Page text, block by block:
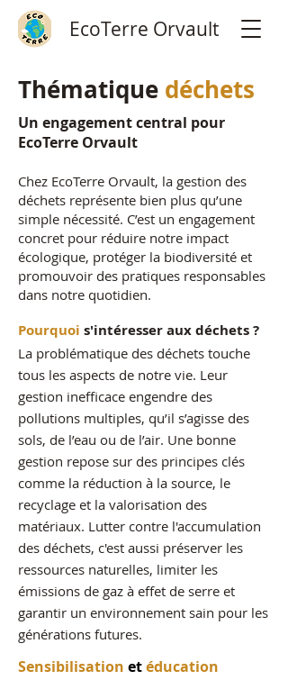
EcoTerre Orvault
Thématique déchets
Un engagement central pour
EcoTerre Orvault
Chez EcoTerre Orvault, la gestion des
déchets représente bien plus qu’une
simple nécessité. C’est un engagement
concret pour réduire notre impact
écologique, protéger la biodiversité et
promouvoir des pratiques responsables
dans notre quotidien.
Pourquoi s'intéresser aux déchets ?
La problématique des déchets touche
tous les aspects de notre vie. Leur
gestion inefficace engendre des
pollutions multiples, qu’il s’agisse des
sols, de l’eau ou de l’air. Une bonne
gestion repose sur des principes clés
comme la réduction à la source, le
recyclage et la valorisation des
matériaux. Lutter contre l'accumulation
des déchets, c'est aussi préserver les
ressources naturelles, limiter les
émissions de gaz à effet de serre et
garantir un environnement sain pour les
générations futures.
Sensibilisation etéducation